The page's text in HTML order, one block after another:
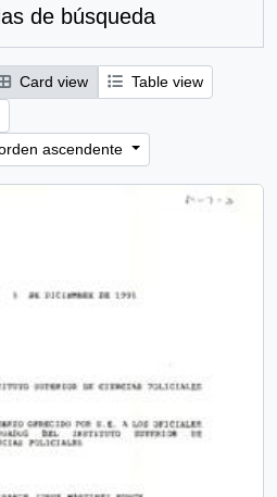
de búsqueda
Card view
Table view
ascendente